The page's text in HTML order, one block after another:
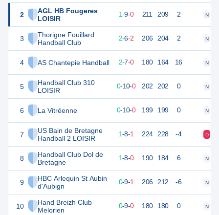
2
AGL HB Fougeres
LOISIR
3
Thorigne Fouillard
Handball Club
4 AS Chantepie Handball
5
Handball Club 310
LOISIR
6 La Vitréenne
7
US Bain de Bretagne
Handball 2 LOISIR
8
Handball Club Dol de
Bretagne
9
HBC Arlequin St Aubin
d'Aubign
10
Hand Breizh Club
Melorien
21 1-9-0 211 209 2 N
20 2-6-2 206 204 2 N
20 9 2-7-0 180 164 16 N
20 0-10-0 202 202 0 N
0-10-0 199 199 0 N
20 10 1-8-1 224 228 -4 D
19 1-8-0 190 184 6 N
19 10 0-9-1 206 212 -6 N
18 0-9-0 180 180 0 N